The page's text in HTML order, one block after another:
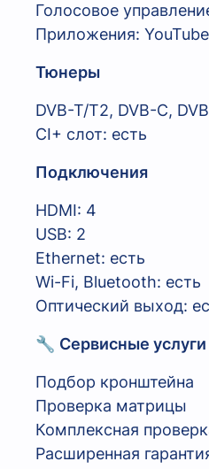
Голосовое
Приложения:
Тюнеры
DVB-T/T2, DVB-C,
CI+ слот: есть
Подключения
HDMI: 4
USB: 2
Ethernet: есть
Wi-Fi, Bluetooth: есть
Оптический выход:
🔧 Сервисные услуги
Подбор кронштейна
Проверка матрицы
Комплексная
Расширенная